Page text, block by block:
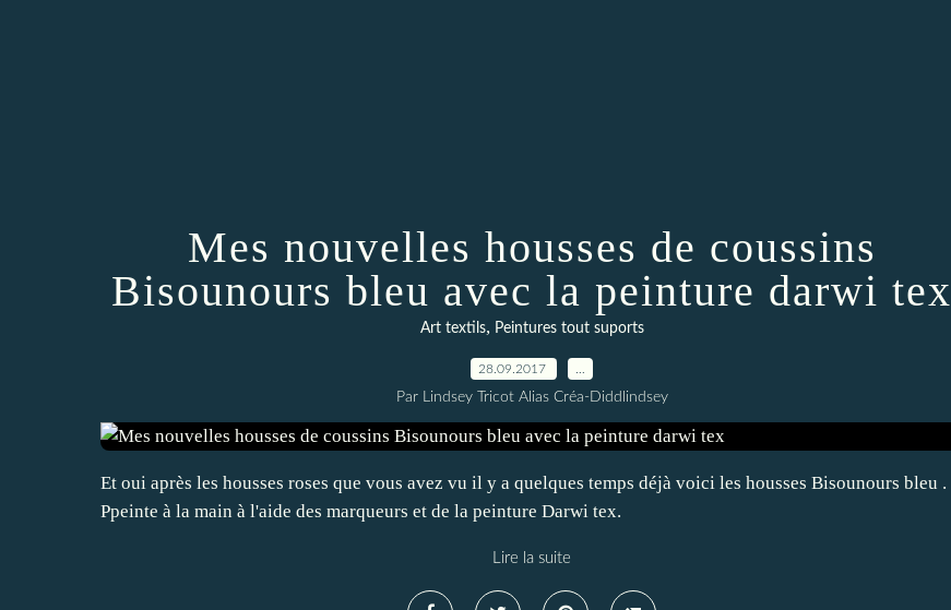
Mes nouvelles housses de coussins
Bisounours bleu avec la peinture darwi tex
Art textils, Peintures tout suports
28.09.2017
Par Lindsey Tricot Alias Créa-Diddlindsey
Et oui après les housses roses que vous avez vu il y a quelques temps déjà voici les housses Bisounours bleu .
Ppeinte à la main à l'aide des marqueurs et de la peinture Darwi tex.
Lire la suite